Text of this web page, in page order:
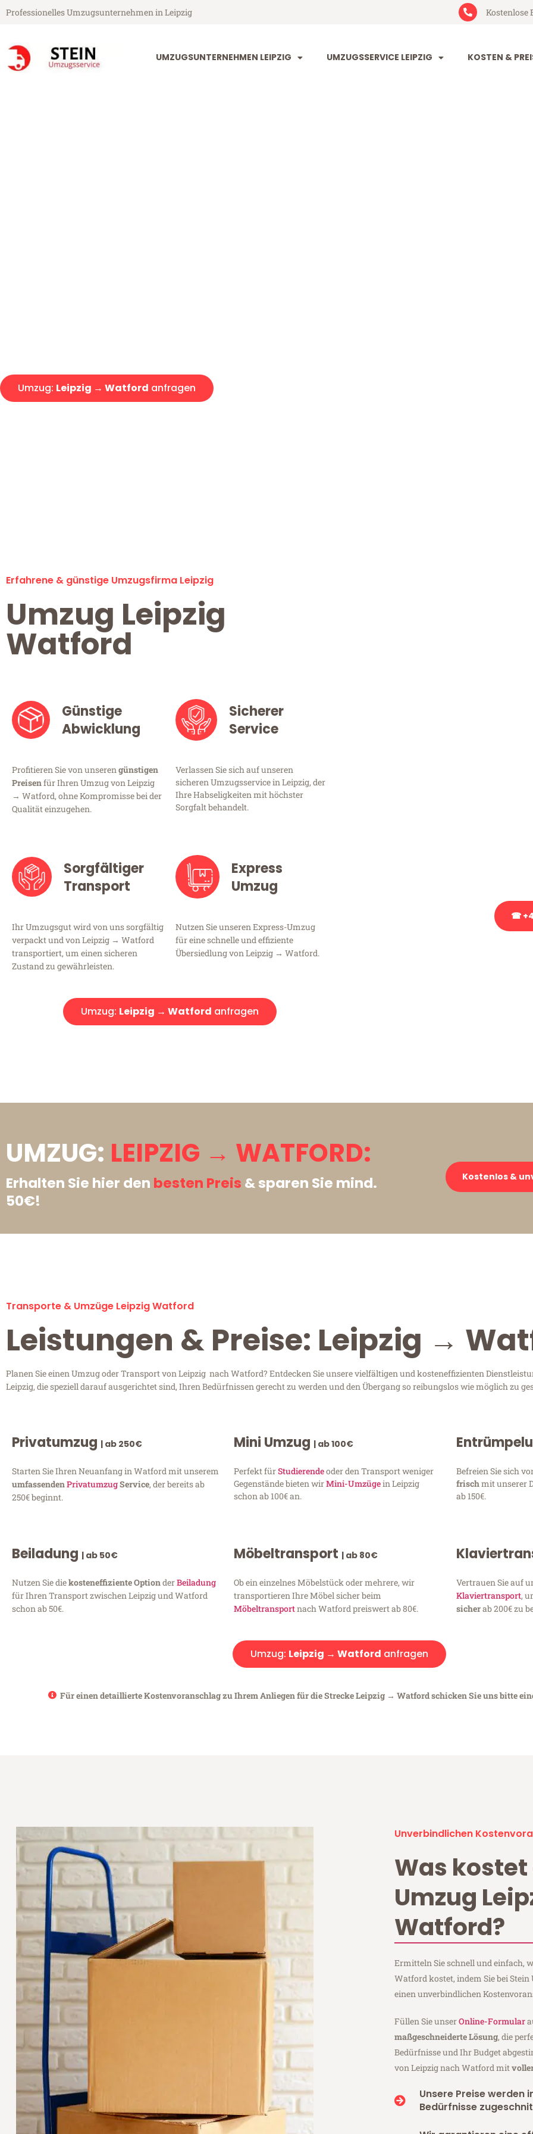
Professionelles Umzugsunternehmen in Leipzig Kostenlose
UMZUGSUNTERNEHMEN LEIPZIG UMZUGSSERVICE LEIPZIG KOSTEN &
Umzug: Leipzig → Watford anfragen
Erfahrene & günstige Umzugsfirma Leipzig
Umzug Leipzig
Watford
Günstige
Abwicklung
Profitieren Sie von unserengünstigen
Preisenfür Ihren Umzug von Leipzig
→ Watford, ohne Kompromisse bei der
Qualität einzugehen.
Sicherer
Service
Verlassen Sie sich auf unseren
sicheren Umzugsservice in Leipzig, der
Ihre Habseligkeiten mit höchster
Sorgfalt behandelt.
Sorgfältiger
Transport
Ihr Umzugsgut wird von uns sorgfältig
verpackt und von Leipzig → Watford
transportiert, um einen sicheren
Zustand zu gewährleisten.
Express
Umzug
Nutzen Sie unseren Express-Umzug
für eine schnelle und effiziente
Übersiedlung von Leipzig → Watford.
Umzug: Leipzig → Watford anfragen
☎
UMZUG: LEIPZIG → WATFORD:
Erhalten Sie hier den besten Preis & sparen Sie mind.
50€!
Kostenlos &
Transporte & Umzüge Leipzig Watford
Leistungen & Preise: Leipzig →
Planen Sie einen Umzug oder Transport von Leipzig nach Watford? Entdecken Sie unsere vielfältigen und kosteneffizienten
Leipzig, die speziell darauf ausgerichtet sind, Ihren Bedürfnissen gerecht zu werden und den Übergang so reibungslos wie möglich zu
Privatumzug | ab 250€
Starten Sie Ihren Neuanfang in Watford mit unserem
umfassendenPrivatumzugService, der bereits ab
250€ beginnt.
Mini Umzug | ab 100€
Perfekt fürStudierendeoder den Transport weniger
Gegenstände bieten wirMini-Umzügein Leipzig
schon ab 100€ an.
Befreien Sie sich
frischmit unserer
ab 150€.
Beiladung | ab 50€
Nutzen Sie diekosteneffiziente OptionderBeiladung
für Ihren Transport zwischen Leipzig und Watford
schon ab 50€.
Möbeltransport | ab 80€
Ob ein einzelnes Möbelstück oder mehrere, wir
transportieren Ihre Möbel sicher beim
Möbeltransportnach Watford preiswert ab 80€.
Vertrauen Sie auf
Klaviertransport,
sicherab 200€ zu
Umzug: Leipzig → Watford anfragen
Für einen detaillierte Kostenvoranschlag zu Ihrem Anliegen für die Strecke Leipzig → Watford schicken Sie uns bitte
Unverbindlichen
Was kostet
Umzug
Watford?
Ermitteln Sie schnell und einfach,
Watford kostet, indem Sie bei
einen unverbindlichen
Füllen Sie unserOnline-Formular
maßgeschneiderte Lösung, die
Bedürfnisse und Ihr Budget
von Leipzig nach Watford mit
Unsere Preise werden
Bedürfnisse